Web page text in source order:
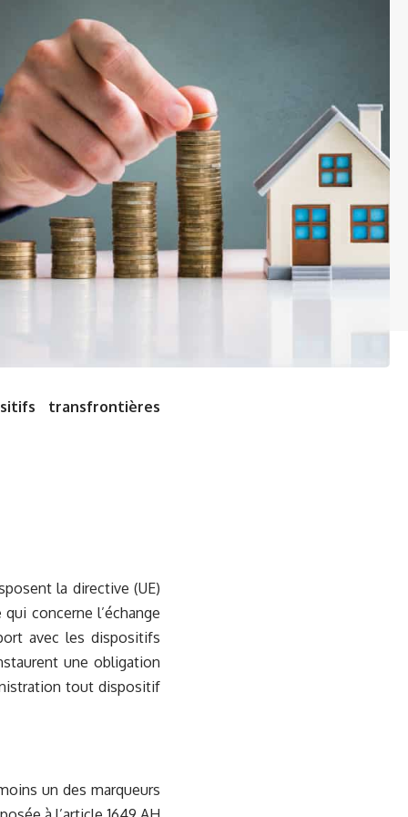
transfrontières
la directive (UE)
concerne l’échange
avec les dispositifs
une obligation
tout dispositif
un des marqueurs